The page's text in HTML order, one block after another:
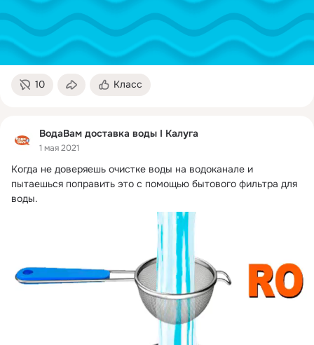
10 Класс
ВодаВам доставка воды I Калуга
1 мая 2021
Когда не доверяешь очистке воды на водоканале и
пытаешься поправить это с помощью бытового фильтра для
воды.